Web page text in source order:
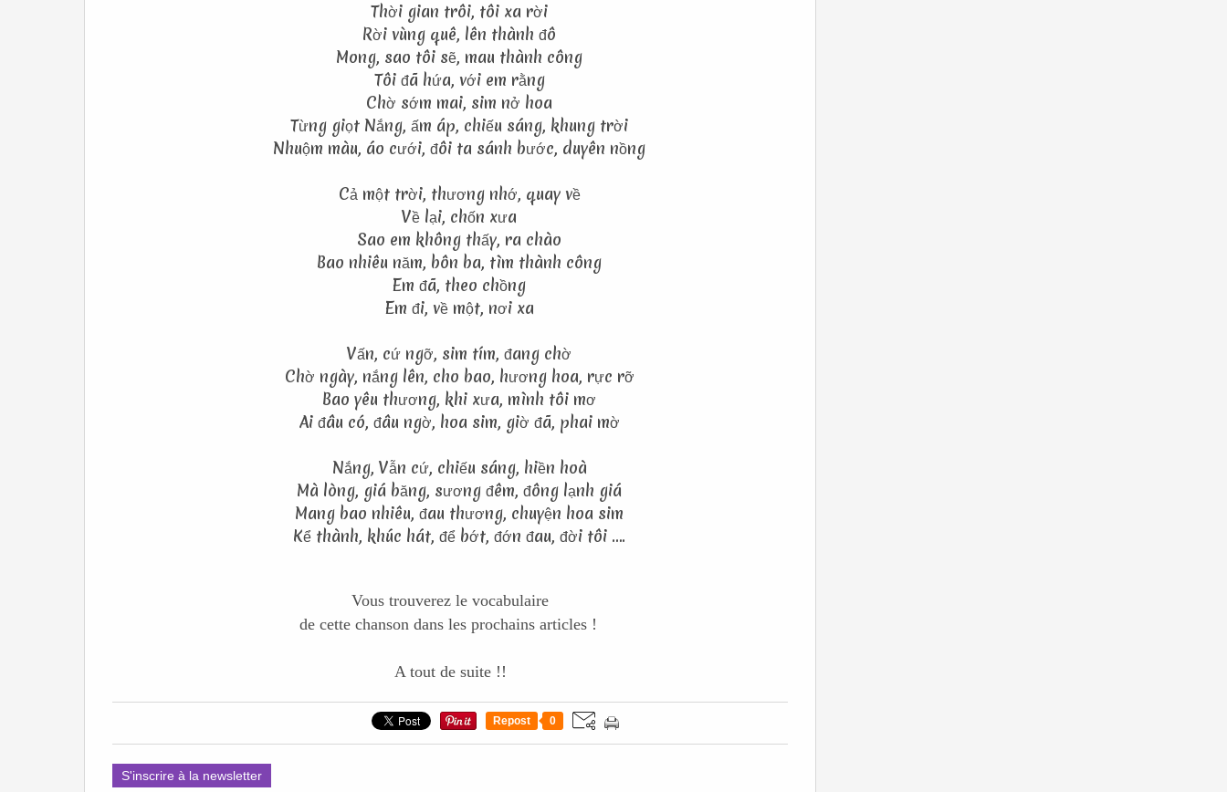
Thời gian trôi, tôi xa rời
Rời vùng quê, lên thành đô
Mong, sao tôi sẽ, mau thành công
Tôi đã hứa, với em rằng
Chờ sớm mai, sim nở hoa
Từng giọt Nắng, ấm áp, chiếu sáng, khung trời
Nhuộm màu, áo cưới, đôi ta sánh bước, duyên nồng
Cả một trời, thương nhớ, quay về
Về lại, chốn xưa
Sao em không thấy, ra chào
Bao nhiêu năm, bôn ba, tìm thành công
Em đã, theo chồng
Em đi, về một, nơi xa
Vấn, cứ ngỡ, sim tím, đang chờ
Chờ ngày, nắng lên, cho bao, hương hoa, rực rỡ
Bao yêu thương, khi xưa, mình tôi mơ
Ai đâu có, đâu ngờ, hoa sim, giờ đã, phai mờ
Nắng, Vẫn cứ, chiếu sáng, hiền hoà
Mà lòng, giá băng, sương đêm, đông lạnh giá
Mang bao nhiêu, đau thương, chuyện hoa sim
Kể thành, khúc hát, để bớt, đớn đau, đời tôi ….
Vous trouverez le vocabulaire
de cette chanson dans les prochains articles !
A tout de suite !!
Repost 0
S'inscrire à la newsletter